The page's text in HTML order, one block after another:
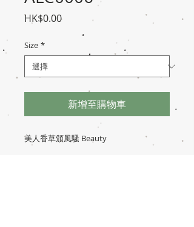
HK$0.00價
Size *
新增至購物車
美人香草頒風騷 Beauty